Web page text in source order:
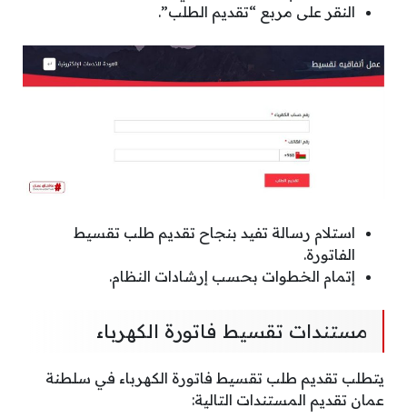
النقر على مربع “تقديم الطلب”.
استلام رسالة تفيد بنجاح تقديم طلب تقسيط
الفاتورة.
إتمام الخطوات بحسب إرشادات النظام.
مستندات تقسيط فاتورة الكهرباء
يتطلب تقديم طلب تقسيط فاتورة الكهرباء في سلطنة
عمان تقديم المستندات التالية: